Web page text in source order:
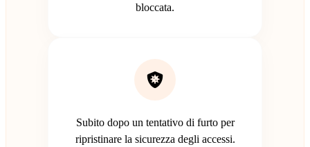
bloccata.
Subito dopo un tentativo di furto per
ripristinare la sicurezza degli accessi.